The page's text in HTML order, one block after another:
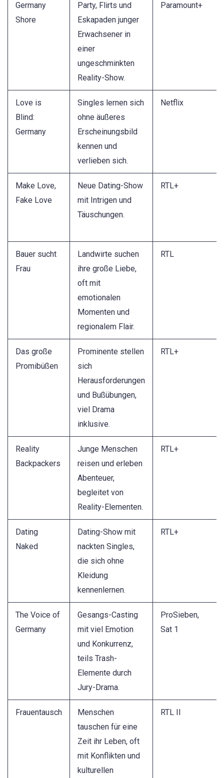
Germany
Shore
Party, Flirts und
Eskapaden junger
Erwachsener in
einer
ungeschminkten
Reality-Show.
Paramount+
Love is
Blind:
Germany
Singles lernen sich
ohne äußeres
Erscheinungsbild
kennen und
verlieben sich.
Netflix
Make Love,
Fake Love
Neue Dating-Show
mit Intrigen und
Täuschungen.
RTL+
Bauer sucht
Frau
Landwirte suchen
ihre große Liebe,
oft mit
emotionalen
Momenten und
regionalem Flair.
RTL
Das große
Promibüßen
Prominente stellen
sich
Herausforderungen
und Bußübungen,
viel Drama
inklusive.
RTL+
Reality
Backpackers
Junge Menschen
reisen und erleben
Abenteuer,
begleitet von
Reality-Elementen.
RTL+
Dating
Naked
Dating-Show mit
nackten Singles,
die sich ohne
Kleidung
kennenlernen.
RTL+
The Voice of
Germany
Gesangs-Casting
mit viel Emotion
und Konkurrenz,
teils Trash-
Elemente durch
Jury-Drama.
ProSieben,
Sat 1
Frauentausch
Menschen
tauschen für eine
Zeit ihr Leben, oft
mit Konflikten und
kulturellen
RTL II